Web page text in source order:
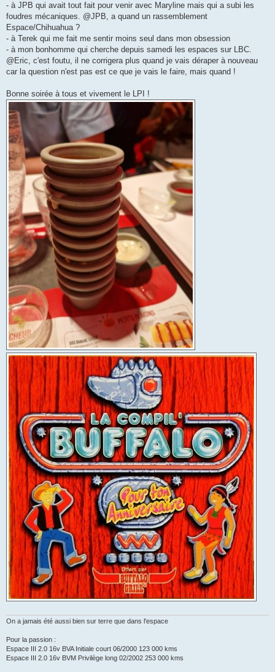
- à JPB qui avait tout fait pour venir avec Maryline mais qui a subi les
foudres mécaniques. @JPB, a quand un rassemblement
Espace/Chihuahua ?
- à Terek qui me fait me sentir moins seul dans mon obsession
- à mon bonhomme qui cherche depuis samedi les espaces sur LBC.
@Eric, c'est foutu, il ne corrigera plus quand je vais déraper à nouveau
car la question n'est pas est ce que je vais le faire, mais quand !
Bonne soirée à tous et vivement le LPI !
On a jamais été aussi bien sur terre que dans l'espace
Pour la passion :
Espace III 2.0 16v BVA Initiale court 06/2000 123 000 kms
Espace III 2.0 16v BVM Privilège long 02/2002 253 000 kms